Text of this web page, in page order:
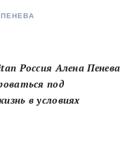
Россия Алена Пенева
под
в условиях